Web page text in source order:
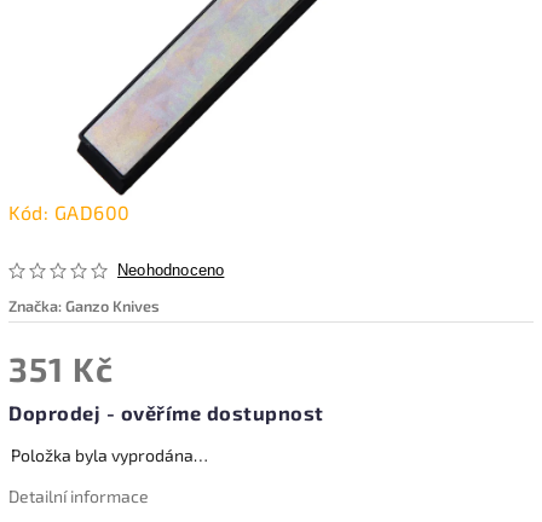
Kód: GAD600
Neohodnoceno
Značka:Ganzo Knives
351 Kč
Doprodej - ověříme dostupnost
Položka byla vyprodána…
Detailní informace